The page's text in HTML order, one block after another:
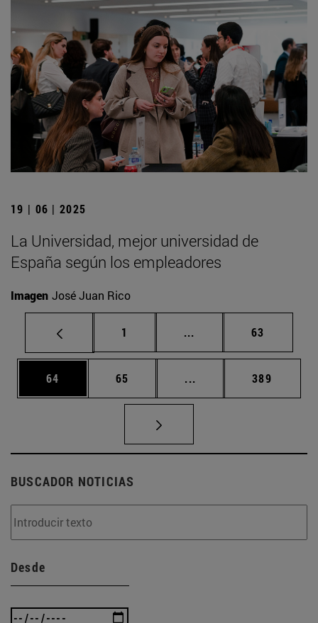
19 | 06 | 2025
La Universidad, mejor universidad de
España según los empleadores
Imagen José Juan Rico
Página
1 ... Páginas intermedias
Página
63
Página
64 Página
65 ... Páginas intermedias
Página
389
BUSCADOR NOTICIAS
Desde